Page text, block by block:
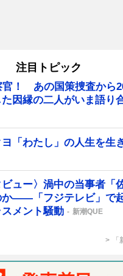
注目トピック
官！ あの国策捜査から
因縁の二人がいま語り
「わたし」の人生を生
ビュー〉渦中の当事者「
か――「フジテレビ」で
メント騒動
新潮QUE